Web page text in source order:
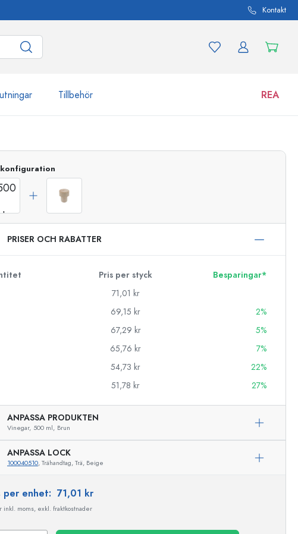
Kontakt
Tillbehör REA
Burkar
Exemplarisk representation
PRISER OCH RABATTER
Pris per styck
Besparingar*
71,01 kr
69,15 kr
2%
67,29 kr
5%
65,76 kr
7%
54,73 kr
22%
51,78 kr 27%
ANPASSA PRODUKTEN
Vinegar, 500 ml, Brun
ANPASSA LOCK
100040510, Trähandtag, Trä, Beige
per enhet: 71,01 kr
inkl. moms, exkl. fraktkostnader